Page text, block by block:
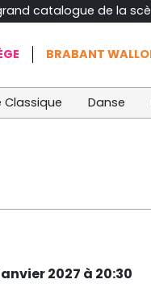
catalogue de la
BRABANT
Classique Danse
2027 à 20:30